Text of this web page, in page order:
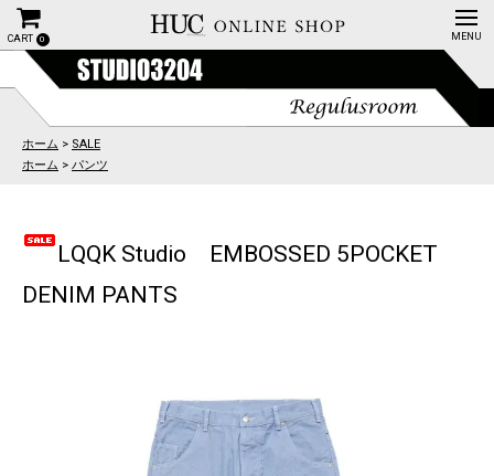
CART 0
ホーム > SALE
ホーム >パンツ
LQQK Studio EMBOSSED 5POCKET
DENIM PANTS